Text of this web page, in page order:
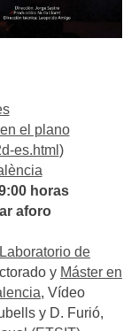
el plano
es.html )
horas
aforo
Laboratorio de
y Máster en
, Vídeo
y D. Furió,